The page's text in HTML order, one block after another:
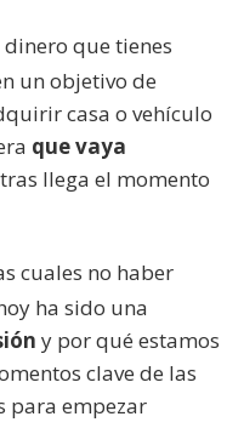
que tienes
un objetivo de
casa o vehículo
que vaya
llega el momento
cuales no haber
ha sido una
y por qué estamos
clave de las
para empezar